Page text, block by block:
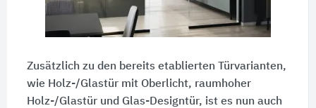
Zusätzlich zu den bereits etablierten Türvarianten,
wie Holz-/Glastür mit Oberlicht, raumhoher
Holz-/Glastür und Glas-Designtür, ist es nun auch